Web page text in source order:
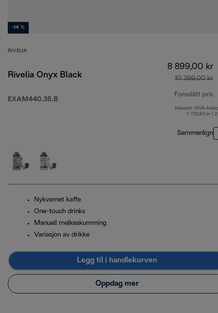
-14 %
RIVELIA
Rivelia Onyx Black
EXAM440.35.B
8 899,00 kr
10 399,00 kr
Foreslått pris
Inkludert MVA-
1 779,80 kr (
Sammenlign
Nykvernet kaffe
One-touch drinks
Manuell melkeskumming
Variasjon av drikke
Legg til i handlekurven
Oppdag mer